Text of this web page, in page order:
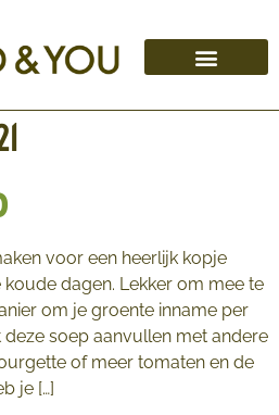
voor een heerlijk kopje
dagen. Lekker om mee te
om je groente inname per
soep aanvullen met andere
of meer tomaten en de
je […]